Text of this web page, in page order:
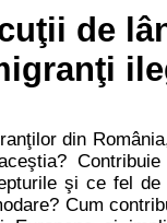
de
din
şi ce fel
Cum